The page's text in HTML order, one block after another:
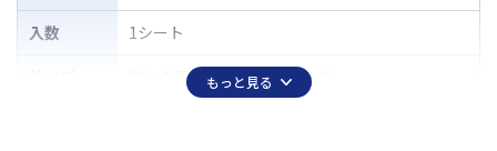
入数
1シート
80×145mm（シートサイズ）
もっと見る